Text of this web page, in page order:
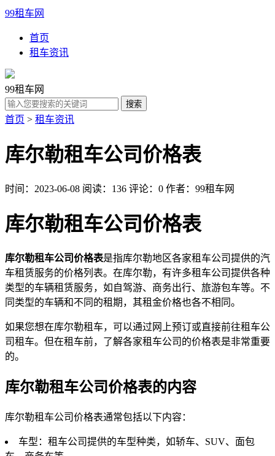
99租车网
首页
租车资讯
99租车网
首页 > 租车资讯
库尔勒租车公司价格表
时间：2023-06-08 阅读：136 评论：0 作者：99租车网
库尔勒租车公司价格表
库尔勒租车公司价格表是指库尔勒地区各家租车公司提供的汽
车租赁服务的价格列表。在库尔勒，有许多租车公司提供各种
类型的车辆租赁服务，如自驾游、商务出行、旅游包车等。不
同类型的车辆和不同的租期，其租金价格也各不相同。
如果您想在库尔勒租车，可以通过网上预订或直接前往租车公
司租车。但在租车前，了解各家租车公司的价格表是非常重要
的。
库尔勒租车公司价格表的内容
库尔勒租车公司价格表通常包括以下内容：
车型：租车公司提供的车型种类，如轿车、SUV、面包